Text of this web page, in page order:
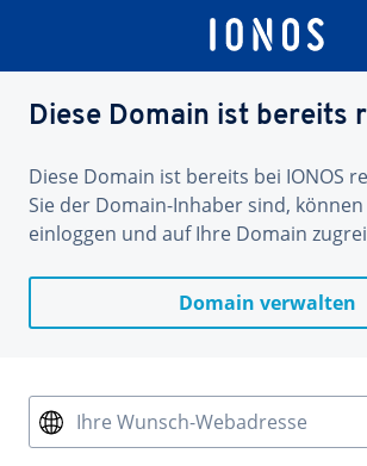
Diese Domain ist bereits
Diese Domain ist bereits bei IONOS
Sie der Domain-Inhaber sind, können
einloggen und auf Ihre Domain
Domain verwalten
Ihre Wunsch-Webadresse